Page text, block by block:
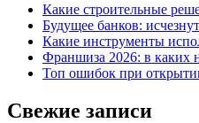
Какие строительные
Будущее банков:
Какие инструменты
Франшиза 2026: в каких
Топ ошибок при
Свежие записи